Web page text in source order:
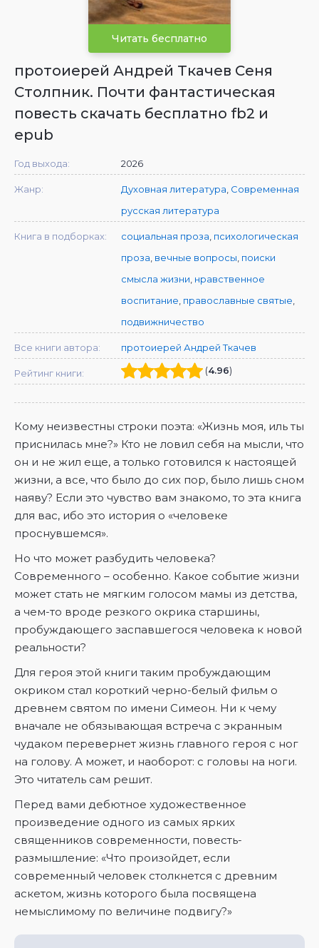
Читать бесплатно
протоиерей Андрей Ткачев Сеня
Столпник. Почти фантастическая
повесть скачать бесплатно fb2 и
epub
Год выхода: 2026
Жанр: Духовная литература Современная
русская литература
Книга в подборках: социальная проза психологическая
проза вечные вопросы поиски
смысла жизни нравственное
воспитание православные святые
подвижничество
Все книги автора: протоиерей Андрей Ткачев
Рейтинг книги: (4.96)
Кому неизвестны строки поэта: «Жизнь моя, иль ты
приснилась мне?» Кто не ловил себя на мысли, что
он и не жил еще, а только готовился к настоящей
жизни, а все, что было до сих пор, было лишь сном
наяву? Если это чувство вам знакомо, то эта книга
для вас, ибо это история о «человеке
проснувшемся».
Но что может разбудить человека?
Современного – особенно. Какое событие жизни
может стать не мягким голосом мамы из детства,
а чем-то вроде резкого окрика старшины,
пробуждающего заспавшегося человека к новой
реальности?
Для героя этой книги таким пробуждающим
окриком стал короткий черно-белый фильм о
древнем святом по имени Симеон. Ни к чему
вначале не обязывающая встреча с экранным
чудаком перевернет жизнь главного героя с ног
на голову. А может, и наоборот: с головы на ноги.
Это читатель сам решит.
Перед вами дебютное художественное
произведение одного из самых ярких
священников современности, повесть-
размышление: «Что произойдет, если
современный человек столкнется с древним
аскетом, жизнь которого была посвящена
немыслимому по величине подвигу?»